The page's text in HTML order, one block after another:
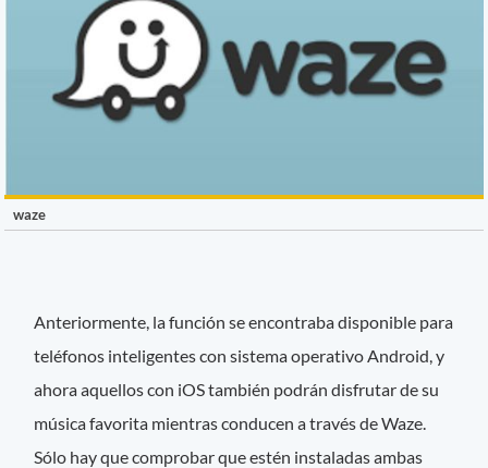
waze
Anteriormente, la función se encontraba disponible para
teléfonos inteligentes con sistema operativo Android, y
ahora aquellos con iOS también podrán disfrutar de su
música favorita mientras conducen a través de Waze.
Sólo hay que comprobar que estén instaladas ambas